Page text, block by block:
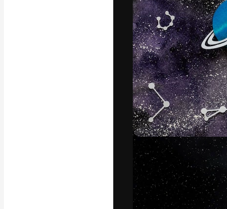
beste arbeid. Mer
blant kreative,
Norsk bokmål
Copyright © 2010-